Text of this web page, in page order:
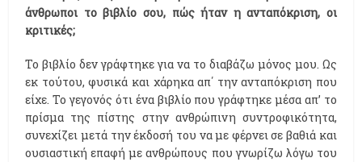
άνθρωποι το βιβλίο σου, πώς ήταν η ανταπόκριση, οι
κριτικές;
Το βιβλίο δεν γράφτηκε για να το διαβάζω μόνος μου. Ως
εκ τούτου, φυσικά και χάρηκα απ΄ την ανταπόκριση που
είχε. Το γεγονός ότι ένα βιβλίο που γράφτηκε μέσα απ’ το
πρίσμα της πίστης στην ανθρώπινη συντροφικότητα,
συνεχίζει μετά την έκδοσή του να με φέρνει σε βαθιά και
ουσιαστική επαφή με ανθρώπους που γνωρίζω λόγω του